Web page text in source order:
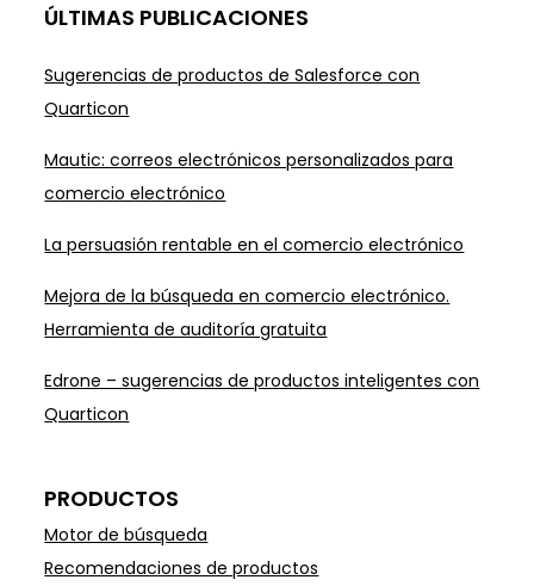
ÚLTIMAS PUBLICACIONES
Sugerencias de productos de Salesforce con
Quarticon
Mautic: correos electrónicos personalizados para
comercio electrónico
La persuasión rentable en el comercio electrónico
Mejora de la búsqueda en comercio electrónico.
Herramienta de auditoría gratuita
Edrone – sugerencias de productos inteligentes con
Quarticon
PRODUCTOS
Motor de búsqueda
Recomendaciones de productos